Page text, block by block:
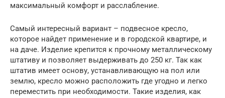
максимальный комфорт и расслабление.
Самый интересный вариант – подвесное кресло,
которое найдет применение и в городской квартире, и
на даче. Изделие крепится к прочному металлическому
штативу и позволяет выдерживать до 250 кг. Так как
штатив имеет основу, устанавливающую на пол или
землю, кресло можно расположить где угодно и легко
переместить при необходимости. Такие изделия, как